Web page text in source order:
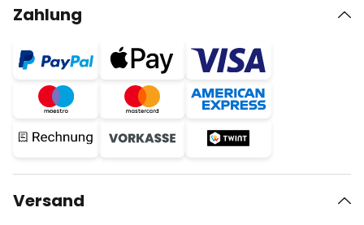
Zahlung
Versand